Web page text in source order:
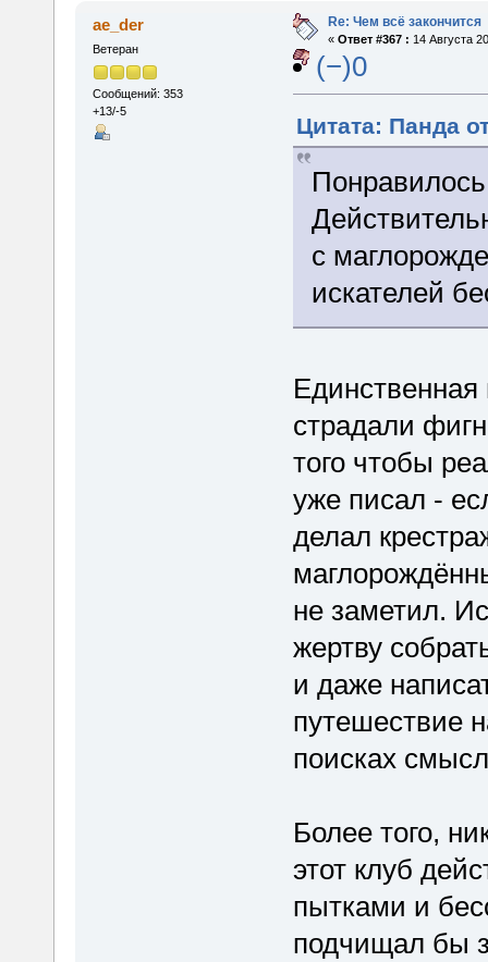
ae_der
Ветеран
Сообщений: 353
+13/-5
Re: Чем всё закончится
« Ответ #367 : 14 Августа
(−)0
Цитата: Панда
с
искателей
страдали
того чтобы
уже писал -
делал
не заметил.
жертву
и даже
путешествие
поисках
Более того,
этот клуб
пытками и
подчищал бы